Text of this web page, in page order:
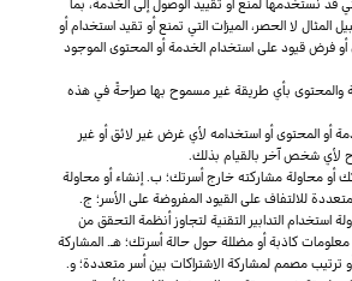
لا الحصر، الميزات التي تمنع أو تقيد استخدام أو
فرض قيود على استخدام الخدمة أو المحتوى الموجود
والمحتوى بأي طريقة غير مسموح بها صراحةً في هذه
أو المحتوى أو استخدامه لأي غرض غير لائق أو غير
لأي شخص آخر بالقيام بذلك.
أو محاولة مشاركته خارج أسرتك؛ ب. إنشاء أو محاولة
للالتفاف على القيود المفروضة على الأسر؛ ج.
استخدام التدابير التقنية لتجاوز أنظمة التحقق من
معلومات كاذبة أو مضللة حول حالة أسرتك؛ هـ. المشاركة
مصمم لمشاركة الاشتراكات بين أسر متعددة؛ و.